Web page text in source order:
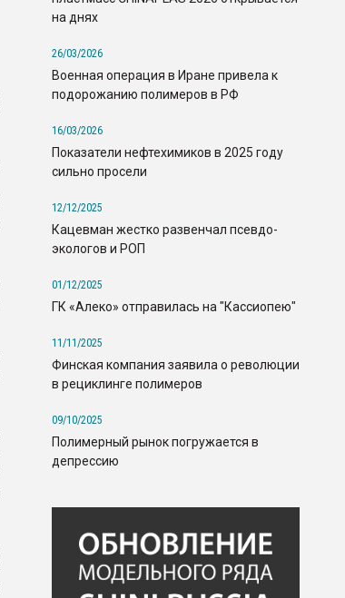
на днях
26/03/2026
Военная операция в Иране привела к
подорожанию полимеров в РФ
16/03/2026
Показатели нефтехимиков в 2025 году
сильно просели
12/12/2025
Кацевман жестко развенчал псевдо-
экологов и РОП
01/12/2025
ГК «Алеко» отправилась на "Кассиопею"
11/11/2025
Финская компания заявила о революции
в рециклинге полимеров
09/10/2025
Полимерный рынок погружается в
депрессию